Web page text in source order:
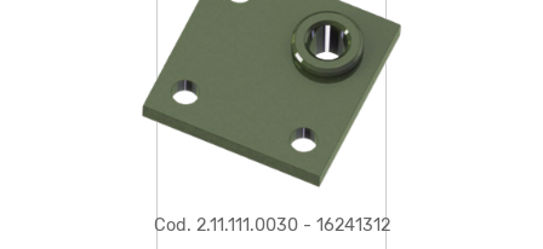
Cod. 2.11.111.0030 - 16241312